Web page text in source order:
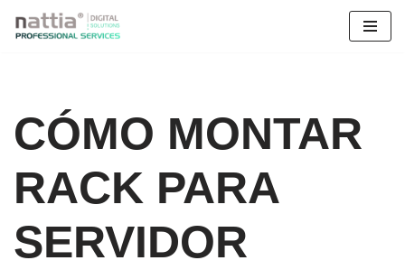
CÓMO MONTAR
RACK PARA
SERVIDOR